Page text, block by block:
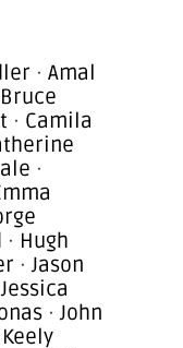
· Amal
Bruce
· Camila
·
· Hugh
· Jason
Jessica
· John
Keely